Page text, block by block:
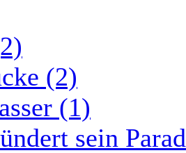
(2)
(1)
sein